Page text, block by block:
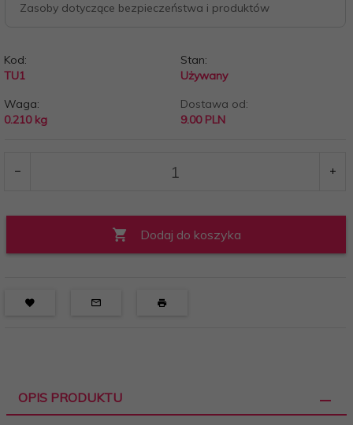
Zasoby dotyczące bezpieczeństwa i produktów
Kod:
TU1
Stan:
Używany
Waga:
0.210 kg
Dostawa od:
9.00 PLN
Dodaj do koszyka
OPIS PRODUKTU